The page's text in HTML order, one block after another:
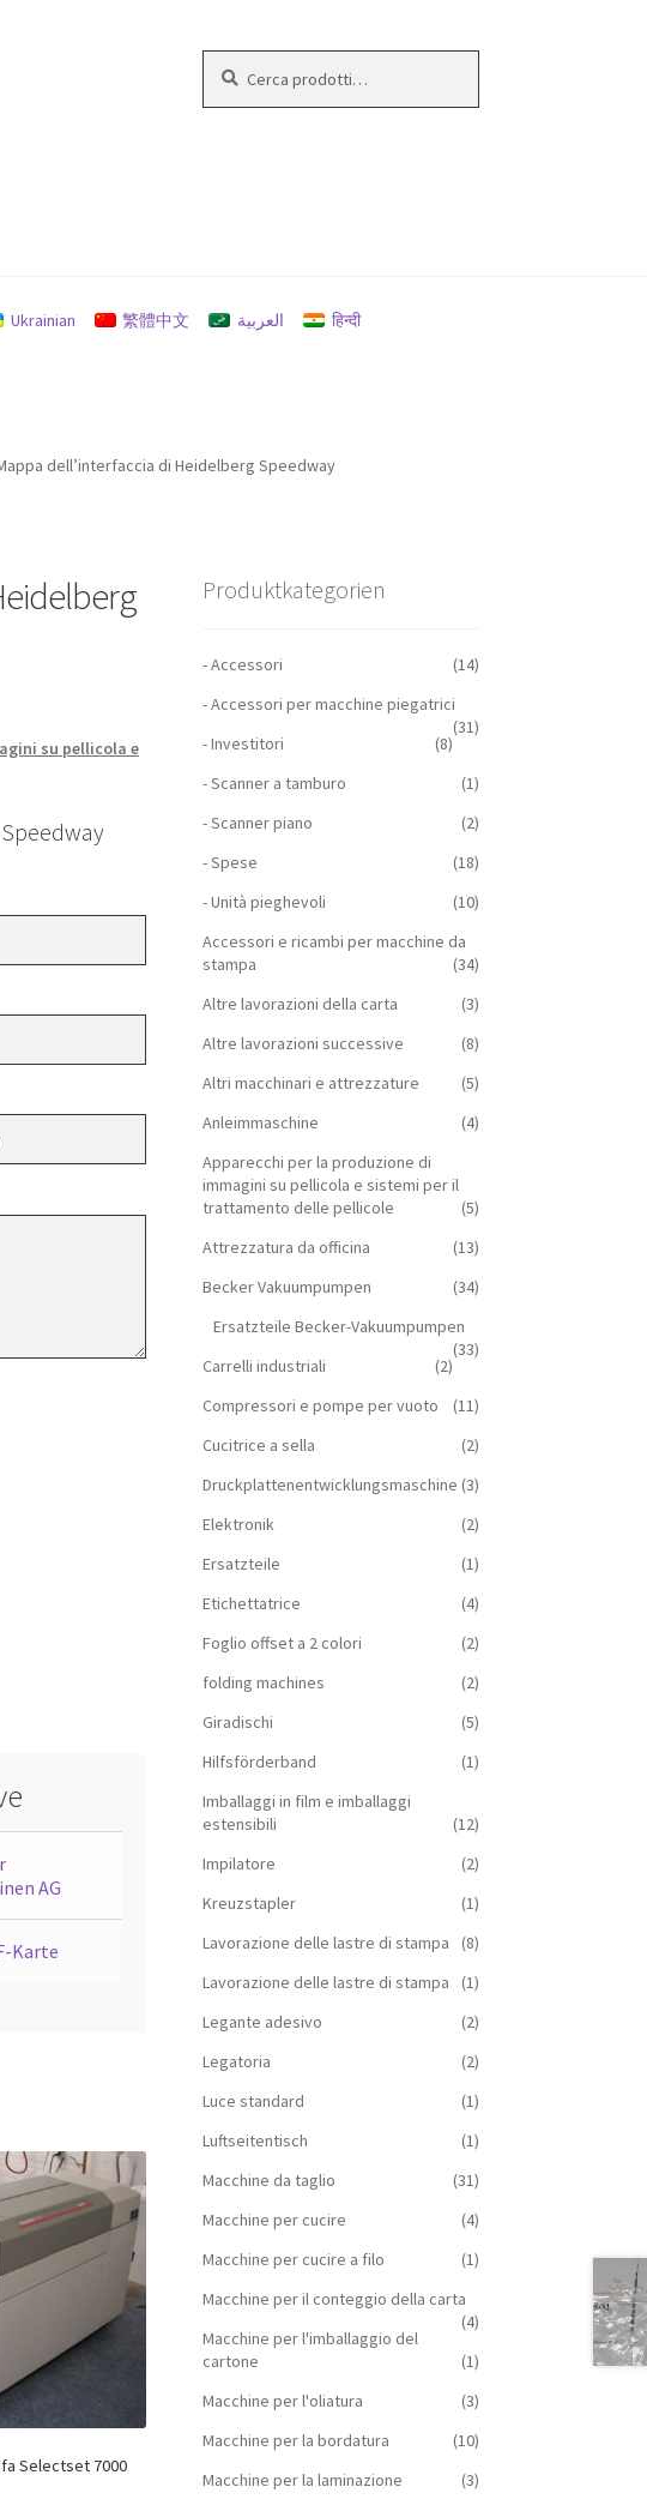
Ukrainian 繁體中文 العربية
हिन्दी
dell’interfaccia di Heidelberg Speedway
su pellicola e
AG
Karte
Selectset 7000
Produktkategorien
- Accessori
(14)
- Accessori per macchine piegatrici
(31)
- Investitori
(8)
- Scanner a tamburo
(1)
- Scanner piano
(2)
- Spese
(18)
- Unità pieghevoli
(10)
Accessori e ricambi per macchine da
stampa
(34)
Altre lavorazioni della carta
(3)
Altre lavorazioni successive
(8)
Altri macchinari e attrezzature
(5)
Anleimmaschine
(4)
Apparecchi per la produzione di
immagini su pellicola e sistemi per il
trattamento delle pellicole
(5)
Attrezzatura da officina
(13)
Becker Vakuumpumpen
(34)
Ersatzteile Becker-Vakuumpumpen
(33)
Carrelli industriali
(2)
Compressori e pompe per vuoto
(11)
Cucitrice a sella
(2)
Druckplattenentwicklungsmaschine (3)
Elektronik
(2)
Ersatzteile
(1)
Etichettatrice
(4)
Foglio offset a 2 colori
(2)
folding machines
(2)
Giradischi
(5)
Hilfsförderband
(1)
Imballaggi in film e imballaggi
estensibili
(12)
Impilatore
(2)
Kreuzstapler
(1)
Lavorazione delle lastre di stampa
(8)
Lavorazione delle lastre di stampa
(1)
Legante adesivo
(2)
Legatoria
(2)
Luce standard
(1)
Luftseitentisch
(1)
Macchine da taglio
(31)
Macchine per cucire
(4)
Macchine per cucire a filo
(1)
Macchine per il conteggio della carta
(4)
Macchine per l'imballaggio del
cartone
(1)
Macchine per l'oliatura
(3)
Macchine per la bordatura
(10)
Macchine per la laminazione
(3)